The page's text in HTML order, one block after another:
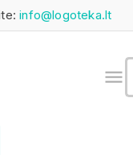
info@logoteka.lt
